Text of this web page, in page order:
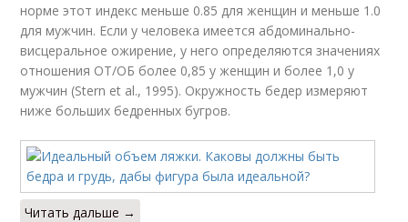
норме этот индекс меньше 0.85 для женщин и меньше 1.0
для мужчин. Если у человека имеется абдоминально-
висцеральное ожирение, у него определяются значениях
отношения ОТ/ОБ более 0,85 у женщин и более 1,0 у
мужчин (Stern et al., 1995). Окружность бедер измеряют
ниже больших бедренных бугров.
Читать дальше →